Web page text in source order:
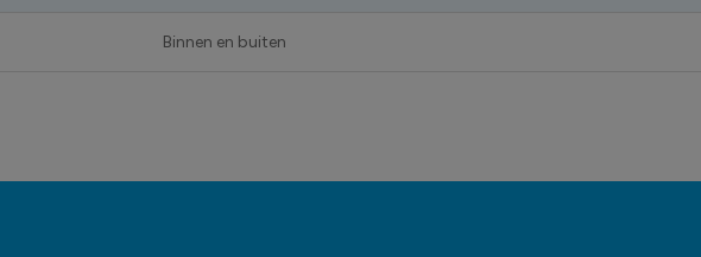
Binnen en buiten